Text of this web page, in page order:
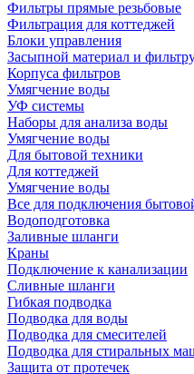
Фильтры прямые резьбовые
Фильтрация для коттеджей
Блоки управления
Засыпной материал и
Корпуса фильтров
Умягчение воды
УФ системы
Наборы для анализа воды
Умягчение воды
Для бытовой техники
Для коттеджей
Умягчение воды
Все для подключения
Водоподготовка
Заливные шланги
Краны
Подключение к канализации
Сливные шланги
Гибкая подводка
Подводка для воды
Подводка для смесителей
Подводка для стиральных
Защита от протечек